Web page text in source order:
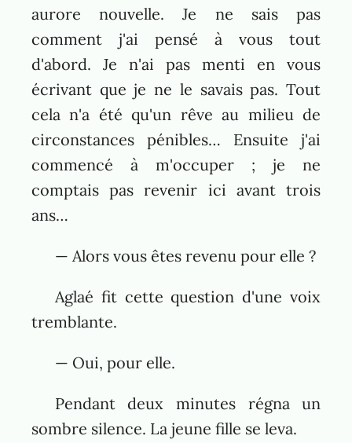
aurore nouvelle. Je ne sais pas
comment j'ai pensé à vous tout
d'abord. Je n'ai pas menti en vous
écrivant que je ne le savais pas. Tout
cela n'a été qu'un rêve au milieu de
circonstances pénibles… Ensuite j'ai
commencé à m'occuper ; je ne
comptais pas revenir ici avant trois
ans…
— Alors vous êtes revenu pour elle ?
Aglaé fit cette question d'une voix
tremblante.
— Oui, pour elle.
Pendant deux minutes régna un
sombre silence. La jeune fille se leva.